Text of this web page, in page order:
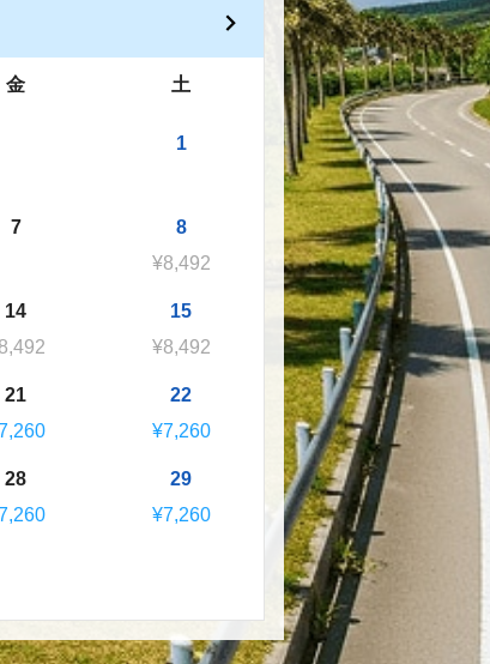
金 土
1
7
8
¥8,492
14
15
¥8,492
21
22
¥7,260
28
29
¥7,260